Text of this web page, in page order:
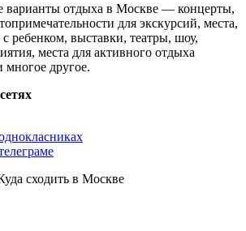
отдыха в Москве — концерты,
для экскурсий, места,
ребенком, выставки, театры, шоу,
места для активного отдыха
многое другое.
сходить в Москве